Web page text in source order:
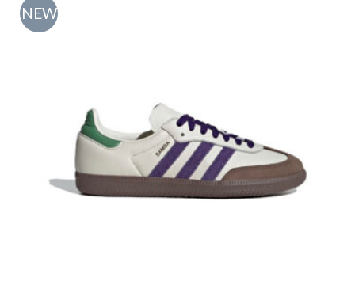
NEW